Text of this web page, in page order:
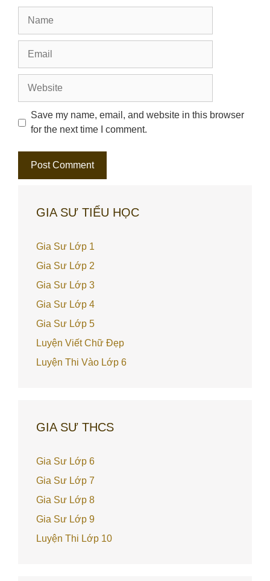
Save my name, email, and website in this browser
for the next time I comment.
GIA SƯ TIỂU HỌC
Gia Sư Lớp 1
Gia Sư Lớp 2
Gia Sư Lớp 3
Gia Sư Lớp 4
Gia Sư Lớp 5
Luyện Viết Chữ Đẹp
Luyện Thi Vào Lớp 6
GIA SƯ THCS
Gia Sư Lớp 6
Gia Sư Lớp 7
Gia Sư Lớp 8
Gia Sư Lớp 9
Luyện Thi Lớp 10